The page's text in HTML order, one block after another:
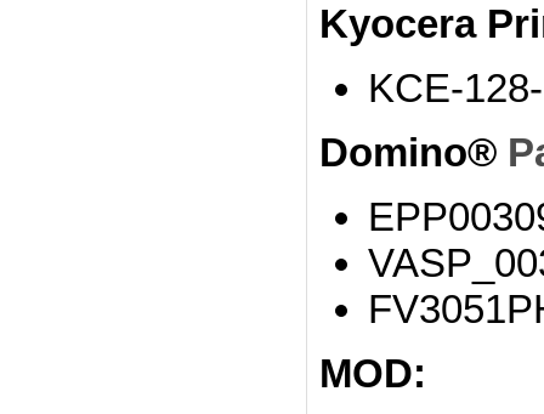
Kyocera
KCE-
Domino®
MOD: